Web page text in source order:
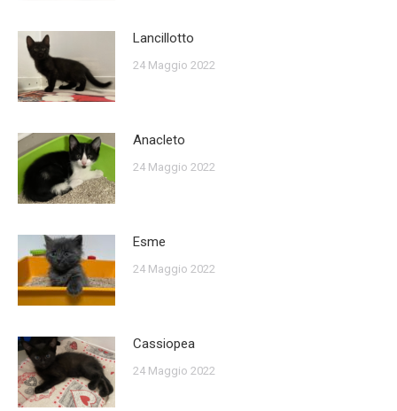
Lancillotto
24 Maggio 2022
Anacleto
24 Maggio 2022
Esme
24 Maggio 2022
Cassiopea
24 Maggio 2022